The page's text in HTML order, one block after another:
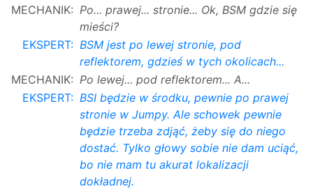
MECHANIK: Po... prawej... stronie... Ok, BSM gdzie się
mieści?
EKSPERT: BSM jest po lewej stronie, pod
reflektorem, gdzieś w tych okolicach...
MECHANIK: Po lewej... pod reflektorem... A...
EKSPERT: BSI będzie w środku, pewnie po prawej
stronie w Jumpy. Ale schowek pewnie
będzie trzeba zdjąć, żeby się do niego
dostać. Tylko głowy sobie nie dam uciąć,
bo nie mam tu akurat lokalizacji
dokładnej.